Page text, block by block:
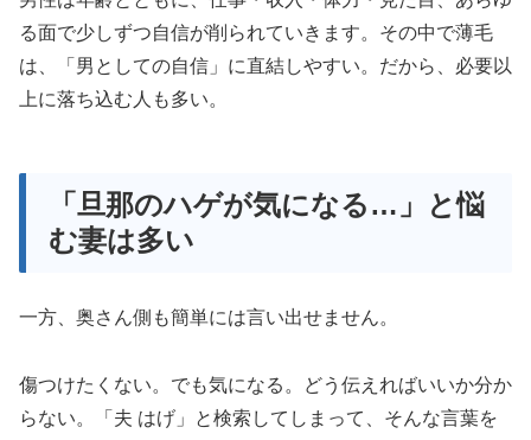
る面で少しずつ自信が削られていきます。その中で薄毛
は、「男としての自信」に直結しやすい。だから、必要以
上に落ち込む人も多い。
「旦那のハゲが気になる…」と悩
む妻は多い
一方、奥さん側も簡単には言い出せません。
傷つけたくない。でも気になる。どう伝えればいいか分か
らない。「夫 はげ」と検索してしまって、そんな言葉を